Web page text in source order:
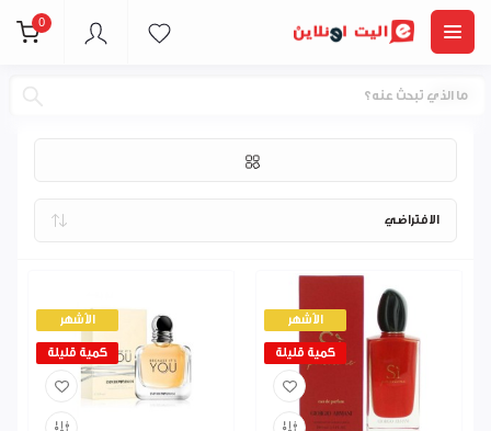
0
عطور
الأشهر
كمية قليلة
الأشهر
كمية قليلة